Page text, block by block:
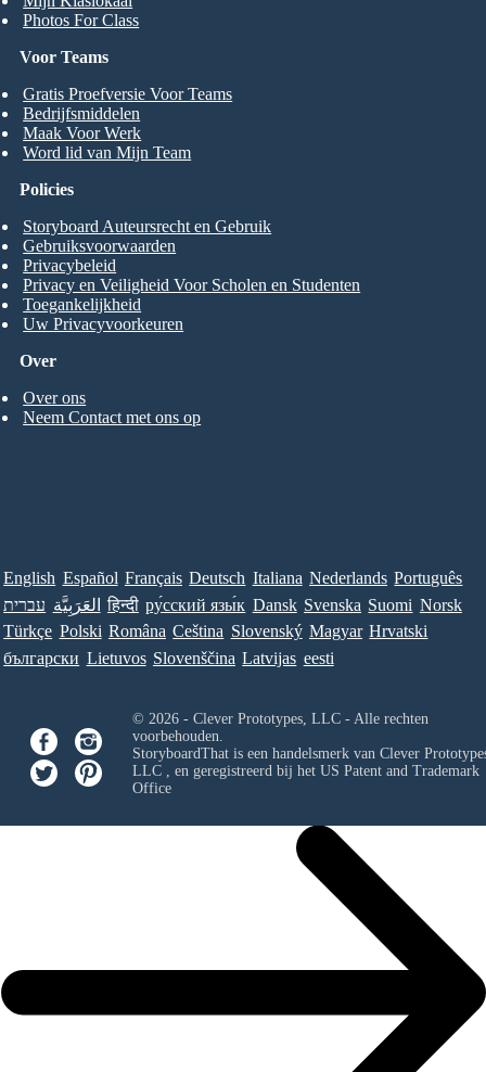
Photos For Class
Voor Teams
Gratis Proefversie Voor Teams
Bedrijfsmiddelen
Maak Voor Werk
Word lid van Mijn Team
Over
Over ons
Neem Contact met ons op
Policies
Storyboard Auteursrecht en Gebruik
Gebruiksvoorwaarden
Privacybeleid
Privacy en Veiligheid Voor Scholen en Studenten
Toegankelijkheid
Uw Privacyvoorkeuren
English Español Français Deutsch Italiana Nederlands Português
עברית العَرَبِيَّة हिन्दी ру́сский язы́к Dansk Svenska Suomi Norsk
Türkçe Polski Româna Ceština Slovenský Magyar Hrvatski
български Lietuvos Slovenščina Latvijas eesti
© 2026 - Clever Prototypes, LLC - Alle rechten
voorbehouden.
StoryboardThat is een handelsmerk van Clever
LLC, en geregistreerd bij het US Patent and Trademark
Office